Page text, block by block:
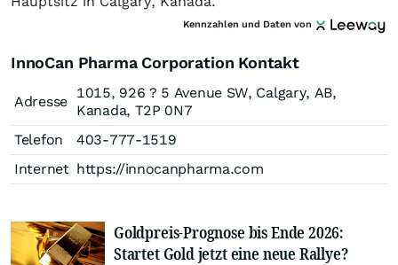
Kennzahlen und Daten von
InnoCan Pharma Corporation Kontakt
Adresse
1015, 926 ? 5 Avenue SW, Calgary, AB,
Kanada, T2P 0N7
Telefon
403-777-1519
Internet https://innocanpharma.com
Goldpreis-Prognose bis Ende 2026:
Startet Gold jetzt eine neue Rallye?